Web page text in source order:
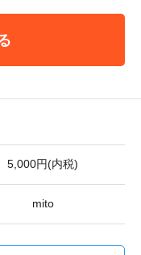
5,000円(内税)
mito